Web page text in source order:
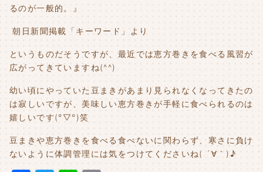
るのが一般的。』
朝日新聞掲載「キーワード」より
というものだそうですが、最近では恵方巻きを食べる風習が
広がってきていますね(^^)
幼い頃にやっていた豆まきがあまり見られなくなってきたの
は寂しいですが、美味しい恵方巻きが手軽に食べられるのは
嬉しいです(°▽°)笑
豆まきや恵方巻きを食べる食べないに関わらず、寒さに負け
ないように体調管理には気をつけてくださいね( ´∀｀)♪